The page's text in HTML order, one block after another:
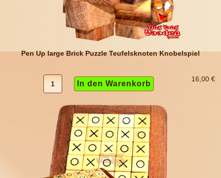
Pen Up large Brick Puzzle Teufelsknoten Knobelspiel
16,00 €